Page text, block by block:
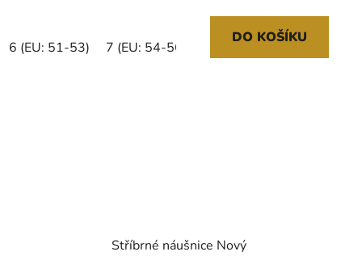
6 (EU: 51-53) 7 (EU: 54-56) 8 (EU: 57-58)
DO KOŠÍKU
Stříbrné náušnice Nový